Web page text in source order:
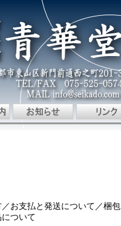
／お支払と発送について／梱包
ついて